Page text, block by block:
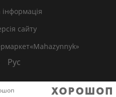
сайту
Рус